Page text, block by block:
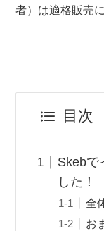
者）は適格販売
目次
Skebで
した！
全
お